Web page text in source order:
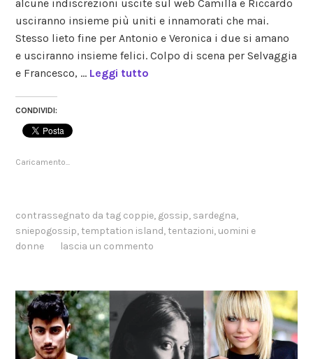
uomini
e
donne
alcune indiscrezioni uscite sul web Camilla e Riccardo
usciranno insieme più uniti e innamorati che mai.
Stesso lieto fine per Antonio e Veronica i due si amano
e usciranno insieme felici. Colpo di scena per Selvaggia
e Francesco, … Leggi tutto
CONDIVIDI:
Caricamento...
contrassegnato da tag coppie, gossip, sardegna,
sniepogossip, temptation island, tentazioni, uomini e
donne
lascia un commento